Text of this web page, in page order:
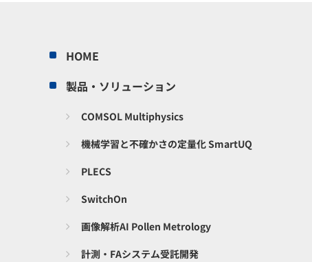
HOME
製品・ソリューション
COMSOL Multiphysics
機械学習と不確かさの定量化 SmartUQ
PLECS
SwitchOn
画像解析AI Pollen Metrology
計測・FAシステム受託開発